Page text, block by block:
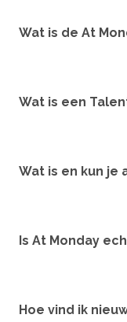
Wat is de At
Wat is een
Wat is en kun je
Is At Monday
Hoe vind ik